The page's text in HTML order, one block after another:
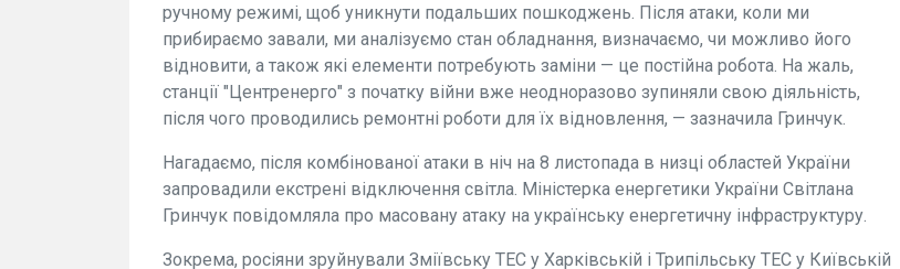
ручному режимі, щоб уникнути подальших пошкоджень. Після атаки, коли ми
прибираємо завали, ми аналізуємо стан обладнання, визначаємо, чи можливо його
відновити, а також які елементи потребують заміни — це постійна робота. На жаль,
станції "Центренерго" з початку війни вже неодноразово зупиняли свою діяльність,
після чого проводились ремонтні роботи для їх відновлення, — зазначила Гринчук.
Нагадаємо, після комбінованої атаки в ніч на 8 листопада в низці областей України
запровадили екстрені відключення світла. Міністерка енергетики України Світлана
Гринчук повідомляла про масовану атаку на українську енергетичну інфраструктуру.
Зокрема, росіяни зруйнували Зміївську ТЕС у Харківській і Трипільську ТЕС у Київській